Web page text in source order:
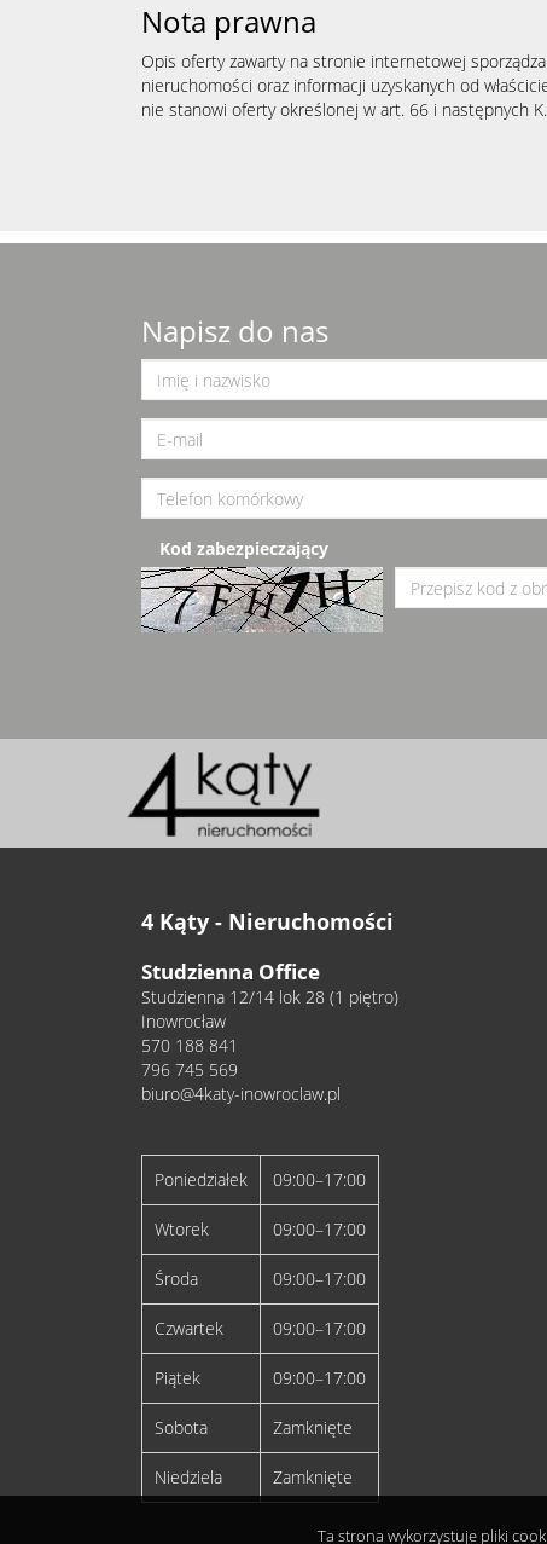
Nota prawna
Opis oferty zawarty na stronie internetowej
nieruchomości oraz informacji uzyskanych od
nie stanowi oferty określonej w art. 66 i następnych
Napisz do nas
Kod zabezpieczający
4 Kąty - Nieruchomości
Studzienna Office
Studzienna 12/14 lok 28 (1 piętro)
Inowrocław
570 188 841
796 745 569
biuro@4katy-inowroclaw.pl
Poniedziałek 09:00–17:00
Wtorek 09:00–17:00
Środa 09:00–17:00
Czwartek 09:00–17:00
Piątek 09:00–17:00
Sobota Zamknięte
Niedziela Zamknięte
Ta strona wykorzystuje pliki